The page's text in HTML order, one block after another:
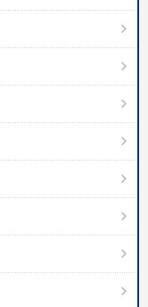
ビジネスモデル
更新する
タイトル）からお探